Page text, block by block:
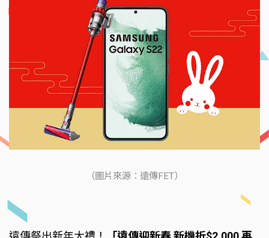
（圖片來源：遠傳FET）